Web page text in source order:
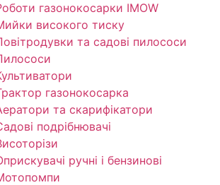
газонокосарки IMOW
високого тиску
та садові пилососи
газонокосарка
та скарифікатори
подрібнювачі
ручні і бензинові